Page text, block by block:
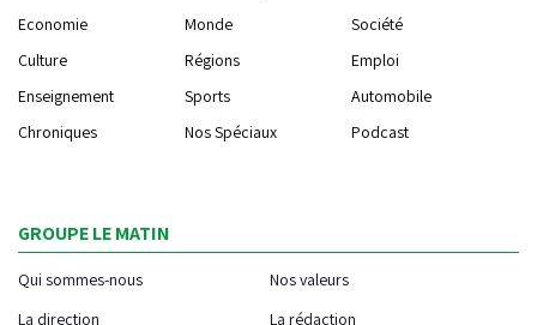
Economie
Monde
Société
Culture
Régions
Emploi
Enseignement
Sports
Automobile
Chroniques
Nos Spéciaux Podcast
GROUPE LE MATIN
Qui sommes-nous
Nos valeurs
La direction
La rédaction